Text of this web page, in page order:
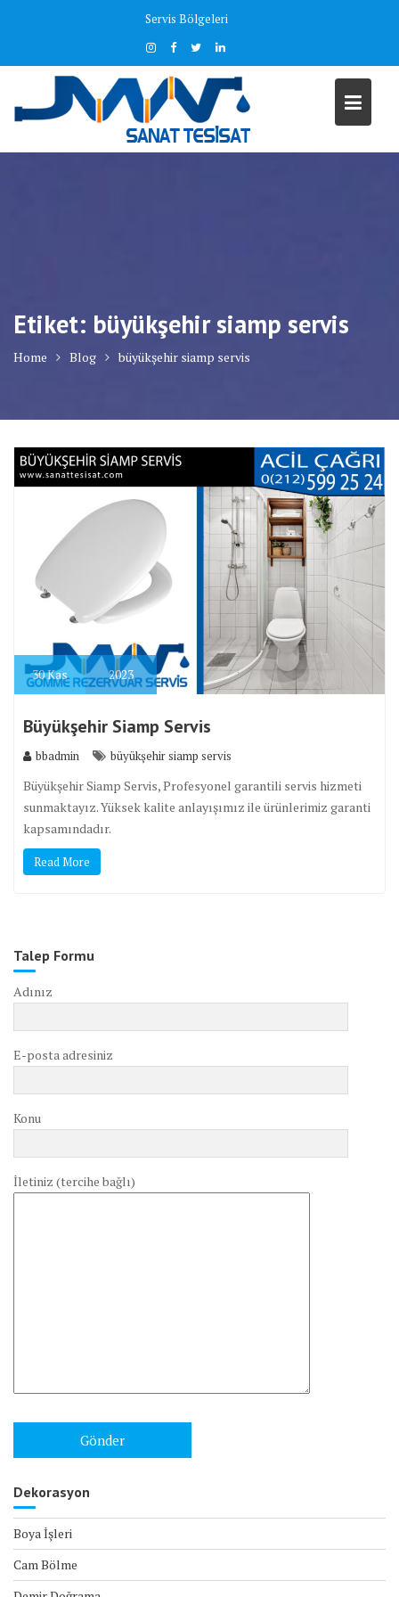
Servis Bölgeleri
Etiket: büyükşehir siamp servis
Home Blog büyükşehir siamp servis
30Kas 2023
Büyükşehir Siamp Servis
bbadmin büyükşehir siamp servis
Büyükşehir Siamp Servis, Profesyonel garantili servis hizmeti
sunmaktayız. Yüksek kalite anlayışımız ile ürünlerimiz garanti
kapsamındadır.
Read More
Talep Formu
Adınız
E-posta adresiniz
Konu
İletiniz (tercihe bağlı)
Dekorasyon
Boya İşleri
Cam Bölme